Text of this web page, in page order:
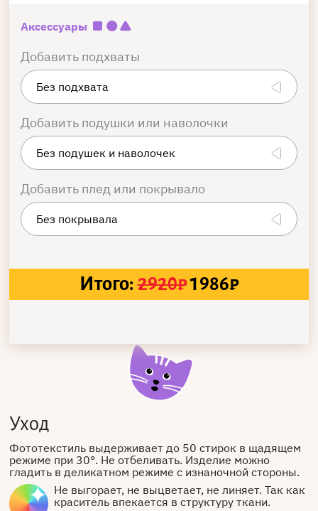
Аксессуары
Добавить подхваты
Добавить подушки или наволочки
Добавить плед или покрывало
Итого: 2920₽1986₽
Уход
Фототекстиль выдерживает до 50 стирок в щадящем
режиме при 30°. Не отбеливать. Изделие можно
гладить в деликатном режиме с изнаночной стороны.
Не выгорает, не выцветает, не линяет. Так как
краситель впекается в структуру ткани.